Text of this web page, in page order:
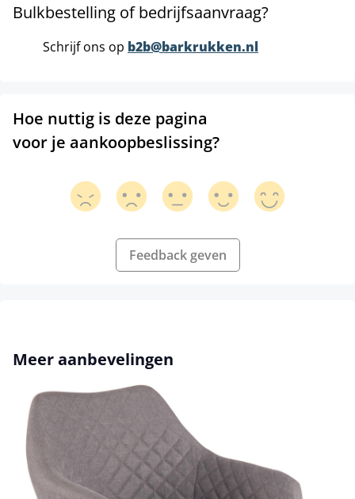
Bulkbestelling of bedrijfsaanvraag?
Schrijf ons op b2b@barkrukken.nl
Hoe nuttig is deze pagina
voor je aankoopbeslissing?
Feedback geven
Productgalerij overslaan
Meer aanbevelingen